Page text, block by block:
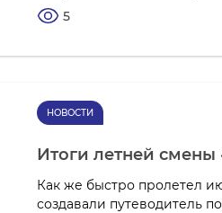
5
НОВОСТИ
Итоги летней
Как же быстро пролетел
создавали путеводитель